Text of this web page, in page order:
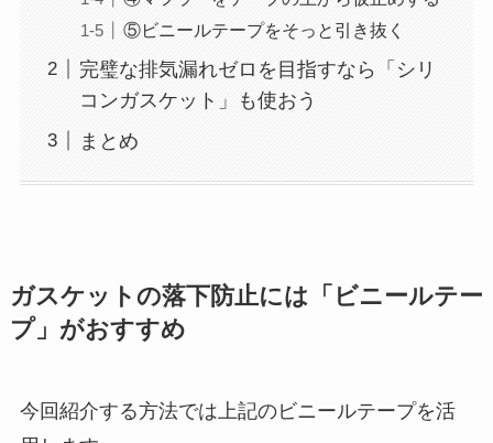
⑤ビニールテープをそっと引き抜く
完璧な排気漏れゼロを目指すなら「シリ
コンガスケット」も使おう
まとめ
ガスケットの落下防止には「ビニールテー
プ」がおすすめ
今回紹介する方法では上記のビニールテープを活